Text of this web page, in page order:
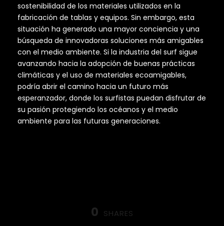
sostenibilidad de los materiales utilizados en la
fabricación de tablas y equipos. Sin embargo, esta
situación ha generado una mayor conciencia y una
búsqueda de innovadoras soluciones más amigables
con el medio ambiente. Si la industria del surf sigue
avanzando hacia la adopción de buenas prácticas
climáticas y el uso de materiales ecoamigables,
podría abrir el camino hacia un futuro más
esperanzador, donde los surfistas puedan disfrutar de
su pasión protegiendo los océanos y el medio
ambiente para las futuras generaciones.
0 SHARES